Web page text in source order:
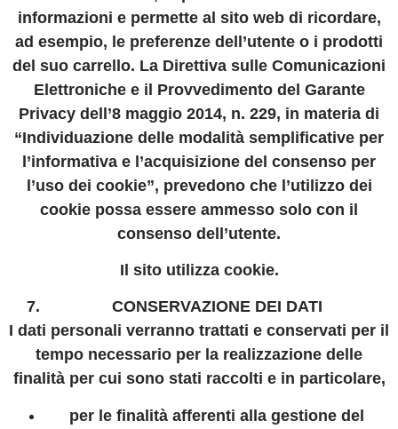
informazioni e permette al sito web di ricordare,
ad esempio, le preferenze dell’utente o i prodotti
del suo carrello. La Direttiva sulle Comunicazioni
Elettroniche e il Provvedimento del Garante
Privacy dell’8 maggio 2014, n. 229, in materia di
“Individuazione delle modalità semplificative per
l’informativa e l’acquisizione del consenso per
l’uso dei cookie”, prevedono che l’utilizzo dei
cookie possa essere ammesso solo con il
consenso dell’utente.
Il sito utilizza cookie.
CONSERVAZIONE DEI DATI
I dati personali verranno trattati e conservati per il
tempo necessario per la realizzazione delle
finalità per cui sono stati raccolti e in particolare,
per le finalità afferenti alla gestione del